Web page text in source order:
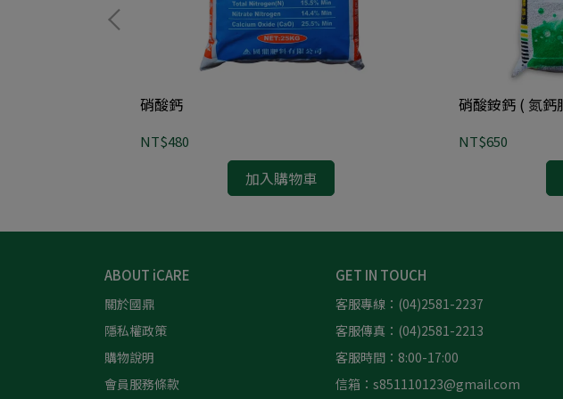
硝酸鈣
NT$480
加入購物車
硝酸銨鈣 ( 氮鈣
NT$650
ABOUT iCARE
關於國鼎
隱私權政策
購物說明
會員服務條款
GET IN TOUCH
客服專線：(04)2581-2237
客服傳真：(04)2581-2213
客服時間：8:00-17:00
信箱：s851110123@gmail.com